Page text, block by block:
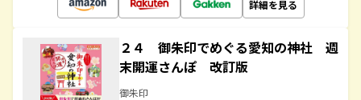
詳細を見る
２４ 御朱印でめぐる愛知の神社 週
末開運さんぽ 改訂版
御朱印